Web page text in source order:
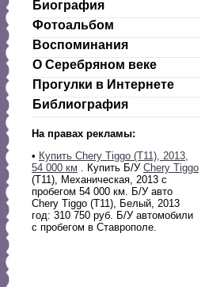
Биография
Фотоальбом
Воспоминания
О Серебряном веке
Прогулки в Интернете
Библиография
На правах рекламы:
• Купить Chery Tiggo (T11), 2013,
54 000 км . Купить Б/У Chery Tiggo
(T11), Механическая, 2013 с
пробегом 54 000 км. Б/У авто
Chery Tiggo (T11), Белый, 2013
год: 310 750 руб. Б/У автомобили
с пробегом в Ставрополе.